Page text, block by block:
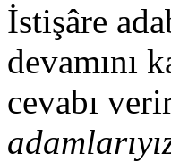
İstişâre
devamını
cevabı